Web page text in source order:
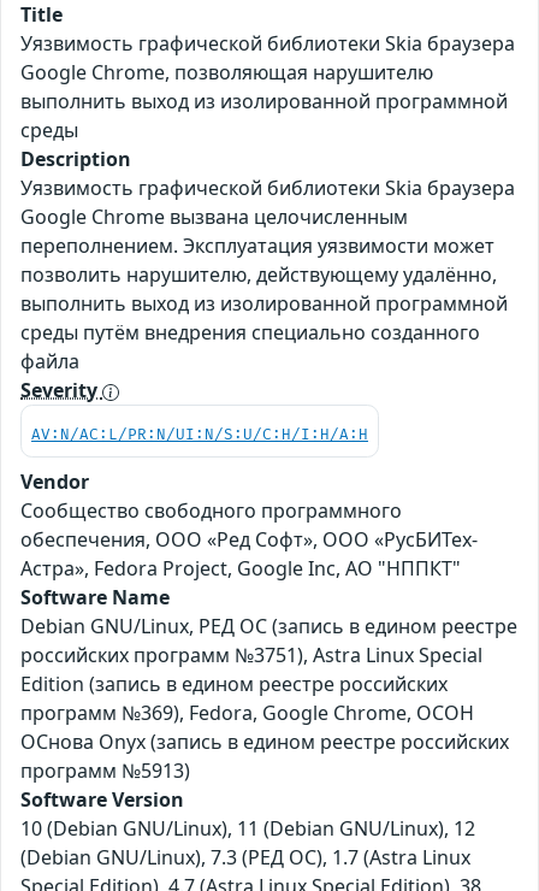
Title
Уязвимость графической библиотеки Skia браузера
Google Chrome, позволяющая нарушителю
выполнить выход из изолированной программной
среды
Description
Уязвимость графической библиотеки Skia браузера
Google Chrome вызвана целочисленным
переполнением. Эксплуатация уязвимости может
позволить нарушителю, действующему удалённо,
выполнить выход из изолированной программной
среды путём внедрения специально созданного
файла
Severity
AV:N/AC:L/PR:N/UI:N/S:U/C:H/I:H/A:H
Vendor
Сообщество свободного программного
обеспечения, ООО «Ред Софт», ООО «РусБИТех-
Астра», Fedora Project, Google Inc, АО "НППКТ"
Software Name
Debian GNU/Linux, РЕД ОС (запись в едином реестре
российских программ №3751), Astra Linux Special
Edition (запись в едином реестре российских
программ №369), Fedora, Google Chrome, ОСОН
ОСнова Оnyx (запись в едином реестре российских
программ №5913)
Software Version
10 (Debian GNU/Linux), 11 (Debian GNU/Linux), 12
(Debian GNU/Linux), 7.3 (РЕД ОС), 1.7 (Astra Linux